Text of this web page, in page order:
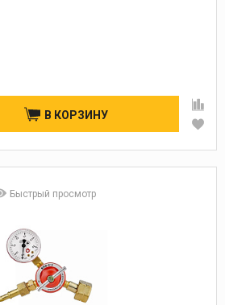
В КОРЗИНУ
Быстрый просмотр